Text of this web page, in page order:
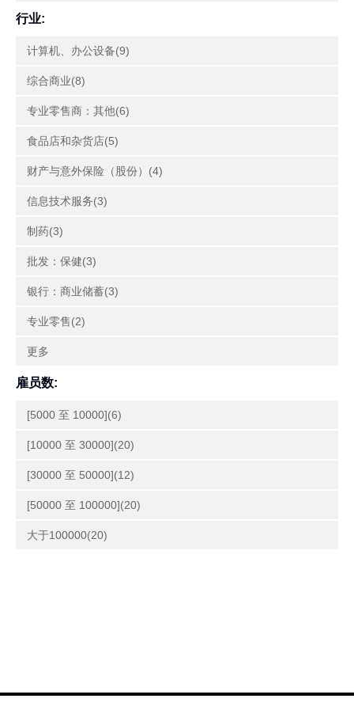
行业:
计算机、办公设备(9)
综合商业(8)
专业零售商：其他(6)
食品店和杂货店(5)
财产与意外保险（股份）(4)
信息技术服务(3)
制药(3)
批发：保健(3)
银行：商业储蓄(3)
专业零售(2)
更多
雇员数:
[5000 至 10000](6)
[10000 至 30000](20)
[30000 至 50000](12)
[50000 至 100000](20)
大于100000(20)